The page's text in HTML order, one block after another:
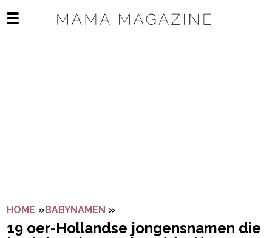
Open het mobiele menu
HOME »BABYNAMEN »
19 oer-Hollandse jongensnamen die